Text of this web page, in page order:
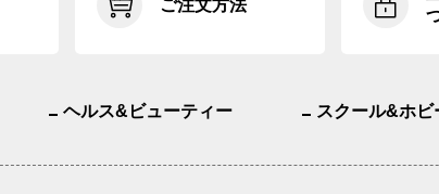
ご注文方法
ヘルス&ビューティー スクール&ホビ